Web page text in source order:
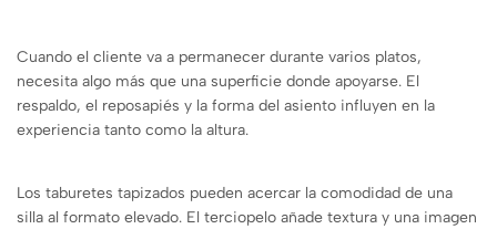
Cuando el cliente va a permanecer durante varios platos,
necesita algo más que una superficie donde apoyarse. El
respaldo, el reposapiés y la forma del asiento influyen en la
experiencia tanto como la altura.
Los taburetes tapizados pueden acercar la comodidad de una
silla al formato elevado. El terciopelo añade textura y una imagen